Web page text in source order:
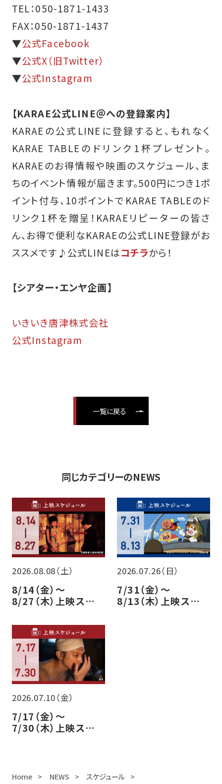
TEL：050-1871-1433
FAX：050-1871-1437
▼公式Facebook
▼公式X（旧Twitter）
▼公式Instagram
【KARAE公式LINE＠への登録案内】
KARAEの公式LINEに登録すると、もれなく
KARAE TABLEのドリンク1杯プレゼント。
KARAEのお得情報や映画のスケジュール、ま
ちのイベント情報が届きます。500円につき1ポ
イント付与、10ポイントでKARAE TABLEのド
リンク1杯を贈呈！KARAEリピーターの皆さ
ん、お得で便利なKARAEの公式LINE登録がお
ススメです♪ 公式LINEはコチラから！
【シアター・エンヤ企画】
いきいき唐津株式会社
公式Instagram
一覧に戻る
同じカテゴリーのNEWS
2026.08.08（土）
8/14（金）～
8/27（木）上映スケ
2026.07.26（日）
7/31（金）～
8/13（木）上映スケ
2026.07.10（金）
7/17（金）～
7/30（木）上映スケ
Home NEWS スケジュール